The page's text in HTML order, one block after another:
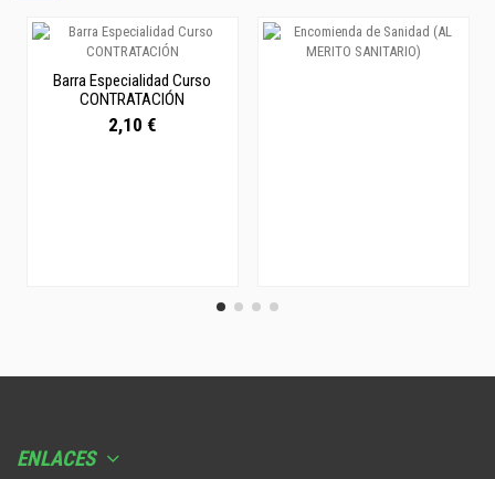
Barra Especialidad Curso
CONTRATACIÓN
2,10 €
ENLACES